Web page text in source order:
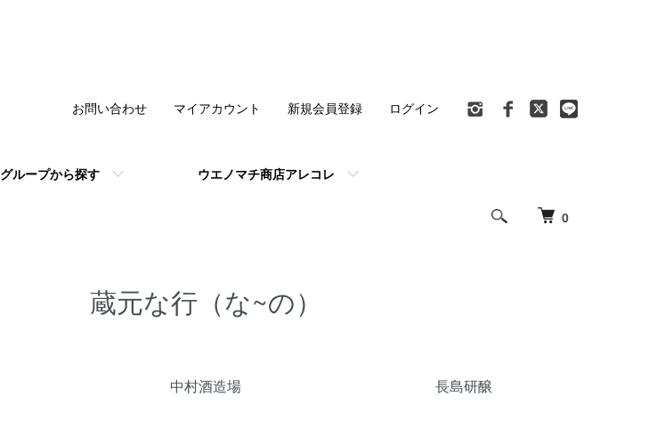
0
グループから探す ウエノマチ商店アレコレ
お問い合わせ マイアカウント 新規会員登録 ログイン
蔵元な行（な~の）
中村酒造場 長島研醸